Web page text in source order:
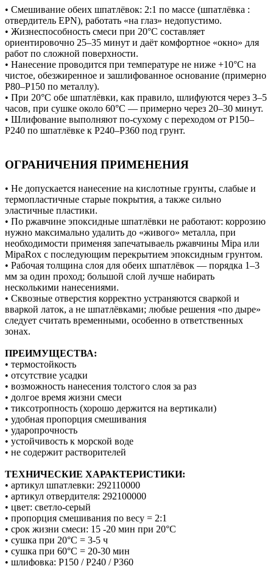
• Смешивание обеих шпатлёвок: 2:1 по массе (шпатлёвка :
отвердитель EPN), работать «на глаз» недопустимо.
• Жизнеспособность смеси при 20°C составляет
ориентировочно 25–35 минут и даёт комфортное «окно» для
работ по сложной поверхности.
• Нанесение проводится при температуре не ниже +10°C на
чистое, обезжиренное и зашлифованное основание (примерно
P80–P150 по металлу).
• При 20°C обе шпатлёвки, как правило, шлифуются через 3–5
часов, при сушке около 60°C — примерно через 20–30 минут.
• Шлифование выполняют по-сухому с переходом от P150–
P240 по шпатлёвке к P240–P360 под грунт.
ОГРАНИЧЕНИЯ ПРИМЕНЕНИЯ
• Не допускается нанесение на кислотные грунты, слабые и
термопластичные старые покрытия, а также сильно
эластичные пластики.
• По ржавчине эпоксидные шпатлёвки не работают: коррозию
нужно максимально удалить до «живого» металла, при
необходимости применяя запечатываель ржавчины Mipa или
MipaRox с последующим перекрытием эпоксидным грунтом.
• Рабочая толщина слоя для обеих шпатлёвок — порядка 1–3
мм за один проход; большой слой лучше набирать
несколькими нанесениями.
• Сквозные отверстия корректно устраняются сваркой и
вваркой латок, а не шпатлёвками; любые решения «по дыре»
следует считать временными, особенно в ответственных
зонах.
ПРЕИМУЩЕСТВА:
• термостойкость
• отсутствие усадки
• возможность нанесения толстого слоя за раз
• долгое время жизни смеси
• тиксотропность (хорошо держится на вертикали)
• удобная пропорция смешивания
• ударопрочность
• устойчивость к морской воде
• не содержит растворителей
ТЕХНИЧЕСКИЕ ХАРАКТЕРИСТИКИ:
• артикул шпатлевки: 292110000
• артикул отвердителя: 292100000
• цвет: cветло-серый
• пропорция смешивания по весу = 2:1
• срок жизни смеси: 15 -20 мин при 20°C
• сушка при 20°C = 3-5 ч
• сушка при 60°C = 20-30 мин
• шлифовка: Р150 / Р240 / Р360